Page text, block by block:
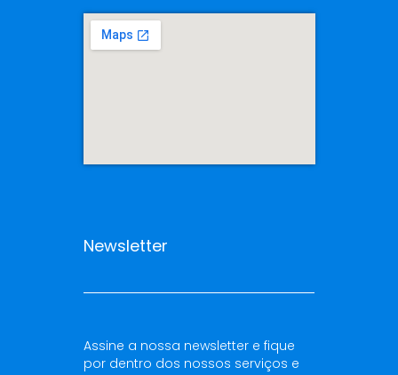
Newsletter
Assine a nossa newsletter e fique
por dentro dos nossos serviços e